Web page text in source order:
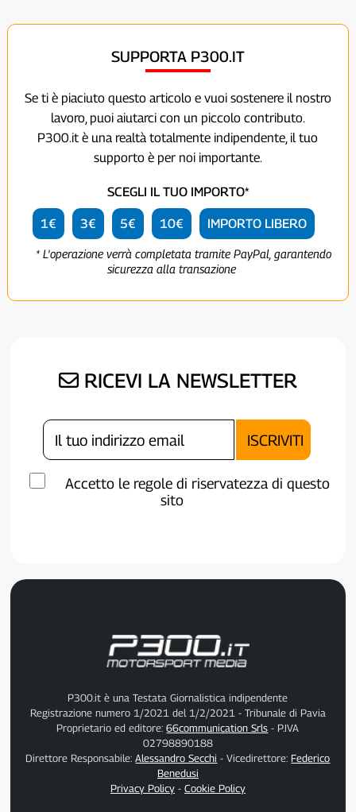
SUPPORTA P300.IT
Se ti è piaciuto questo articolo e vuoi sostenere il nostro
lavoro, puoi aiutarci con un piccolo contributo.
P300.it è una realtà totalmente indipendente, il tuo
supporto è per noi importante.
SCEGLI IL TUO IMPORTO*
1€ 3€ 5€ 10€ IMPORTO LIBERO
* L'operazione verrà completata tramite PayPal, garantendo
sicurezza alla transazione
RICEVI LA NEWSLETTER
Accetto le regole di riservatezza di questo
sito
P300.it è una Testata Giornalistica indipendente
Registrazione numero 1/2021 del 1/2/2021 - Tribunale di Pavia
Proprietario ed editore:66communication Srls - P.IVA
02798890188
Direttore Responsabile:Alessandro Secchi - Vicedirettore: Federico
Benedusi
Privacy Policy- Cookie Policy